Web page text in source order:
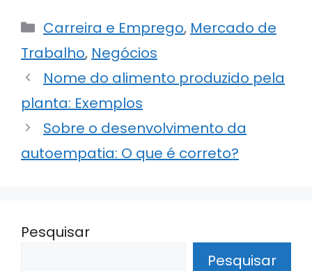
a
ts
A
p
p
k
e
dI
n
c
e
b
o
o
k
e
gr
a
m
ar
e
Categorias
Carreira e Emprego, Mercado de
Trabalho, Negócios
Nome do alimento produzido pela
planta: Exemplos
Sobre o desenvolvimento da
autoempatia: O que é correto?
Pesquisar
Pesquisar